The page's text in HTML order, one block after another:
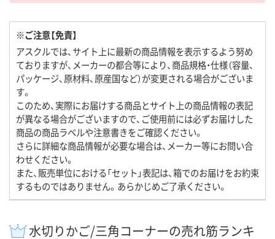
※ご注意【免責】
アスクルでは、サイト上に最新の商品情報を表示するよう努め
ておりますが、メーカーの都合等により、商品規格・仕様（容量、
パッケージ、原材料、原産国など）が変更される場合がございま
す。
このため、実際にお届けする商品とサイト上の商品情報の表記
が異なる場合がございますので、ご使用前には必ずお届けした
商品の商品ラベルや注意書きをご確認ください。
さらに詳細な商品情報が必要な場合は、メーカー等にお問い合
わせください。
また、販売単位における「セット」表記は、箱でのお届けをお約束
するものではありません。あらかじめご了承ください。
水切りかご/三角コーナーの売れ筋ランキ